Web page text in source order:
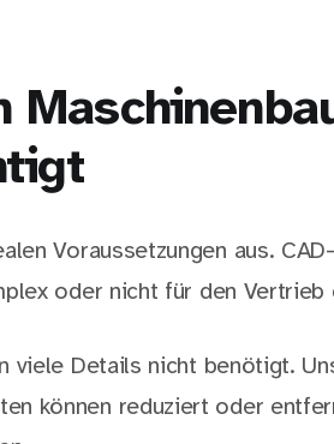
Voraussetzungen aus.
oder nicht für den
viele Details nicht benötigt.
können reduziert oder